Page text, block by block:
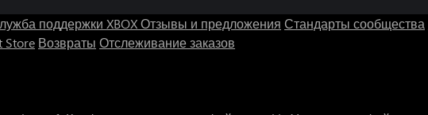
поддержки XBOXОтзывы и предложения Стандарты сообщества
Store Возвраты Отслеживание заказов